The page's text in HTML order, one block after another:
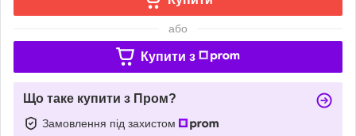
або
Купити з
Що таке купити з Пром?
Замовлення під захистом